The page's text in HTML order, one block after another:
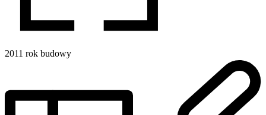
2011 rok budowy